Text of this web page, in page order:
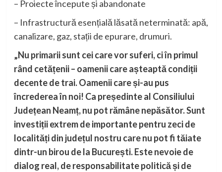
– Proiecte începute și abandonate
– Infrastructură esențială lăsată neterminată: apă,
canalizare, gaz, stații de epurare, drumuri.
„Nu primarii sunt cei care vor suferi, ci în primul
rând cetățenii – oamenii care așteaptă condiții
decente de trai. Oamenii care și-au pus
încrederea în noi! Ca președinte al Consiliului
Județean Neamț, nu pot rămâne nepăsător. Sunt
investiții extrem de importante pentru zeci de
localități din județul nostru care nu pot fi tăiate
dintr-un birou de la București. Este nevoie de
dialog real, de responsabilitate politică și de